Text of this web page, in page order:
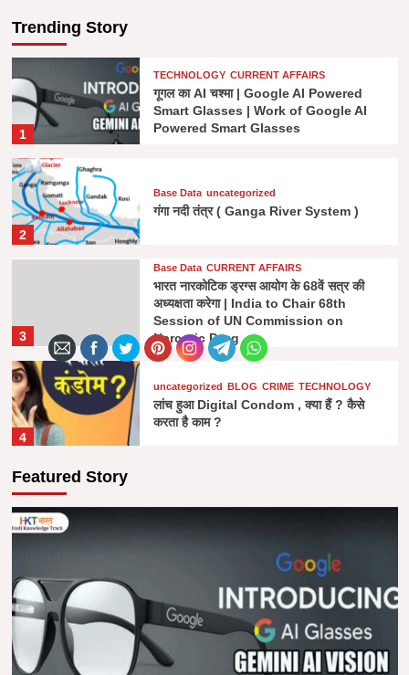
Base Data uncategorized
गंगा नदी तंत्र ( Ganga River System )
शिवेंद्र सिंह चौहान February 1, 2025 0
Base Data CURRENT AFFAIRS
भारत नारकोटिक ड्रग्स आयोग के 68वें सत्र की अध्यक्षता
करेगा | India to Chair 68th Session of UN
Commission on Narcotic Drug
शिवेंद्र सिंह चौहान December 8, 2024
uncategorized BLOG CRIME TECHNOLOGY
लांच हुआ Digital Condom , क्या हैं ? कैसे करता है काम
?
Trending Story
1
TECHNOLOGY CURRENT AFFAIRS
गूगल का AI चश्मा | Google AI Powered
Smart Glasses | Work of Google AI
Powered Smart Glasses
2
Base Data uncategorized
गंगा नदी तंत्र ( Ganga River System )
3
Base Data CURRENT AFFAIRS
भारत नारकोटिक ड्रग्स आयोग के 68वें सत्र की
अध्यक्षता करेगा | India to Chair 68th
Session of UN Commission on
Narcotic Drug
4
uncategorized BLOG CRIME TECHNOLOGY
लांच हुआ Digital Condom , क्या हैं ? कैसे
करता है काम ?
5
Class 8 Sound Chapter Notes in
Featured Story